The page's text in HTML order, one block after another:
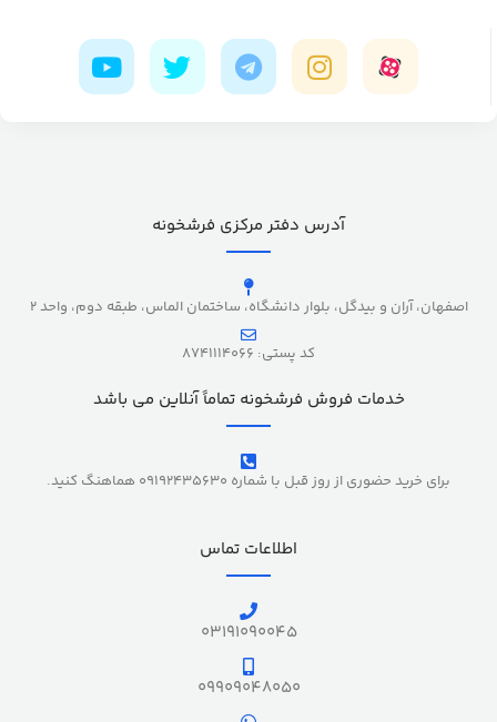
آدرس دفتر مرکزی فرشخونه
اصفهان، آران و بیدگل، بلوار دانشگاه، ساختمان الماس، طبقه دوم، واحد 2
کد پستی: 8741114066
خدمات فروش فرشخونه تماماً آنلاین می باشد
برای خرید حضوری از روز قبل با شماره 09192435630 هماهنگ کنید.
اطلاعات تماس
03191090045
09909048050